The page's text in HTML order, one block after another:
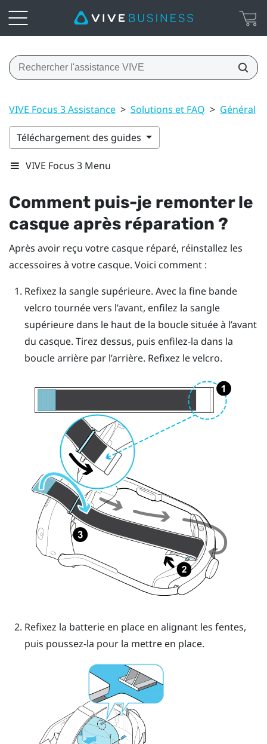
VIVE Focus 3 Assistance > Solutions et FAQ > Général
Téléchargement des guides
VIVE Focus 3 Menu
Comment puis-je remonter le
casque après réparation ?
Après avoir reçu votre casque réparé, réinstallez les
accessoires à votre casque. Voici comment :
Refixez la sangle supérieure. Avec la fine bande
velcro tournée vers l’avant, enfilez la sangle
supérieure dans le haut de la boucle située à l’avant
du casque. Tirez dessus, puis enfilez-la dans la
boucle arrière par l’arrière. Refixez le velcro.
Refixez la batterie en place en alignant les fentes,
puis poussez-la pour la mettre en place.